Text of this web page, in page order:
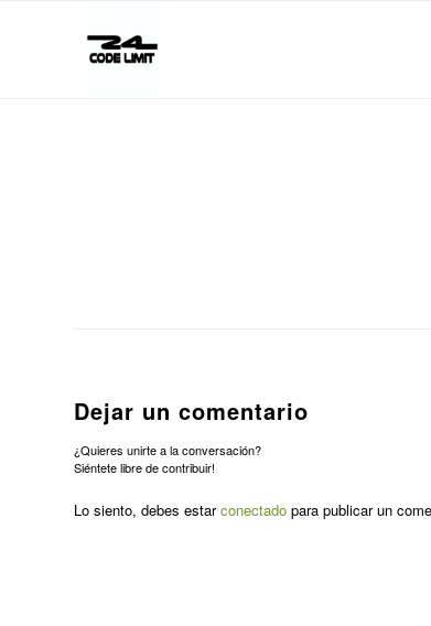
Dejar un comentario
¿Quieres unirte a la conversación?
Siéntete libre de contribuir!
Lo siento, debes estarconectado para publicar un